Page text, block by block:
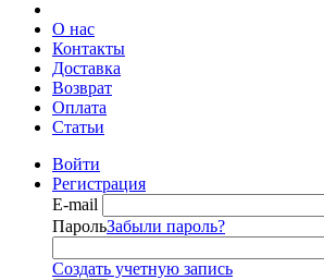
О нас
Контакты
Доставка
Возврат
Оплата
Статьи
Войти
Регистрация
E-mail
ПарольЗабыли пароль?
Создать учетную запись